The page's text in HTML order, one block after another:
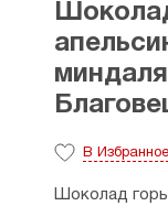
В Избранное
Шоколад